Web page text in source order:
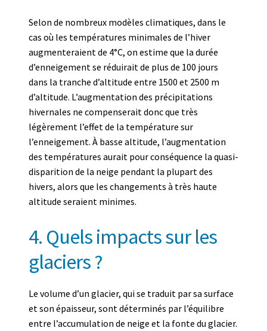
Selon de nombreux modèles climatiques, dans le
cas où les températures minimales de l’hiver
augmenteraient de 4°C, on estime que la durée
d’enneigement se réduirait de plus de 100 jours
dans la tranche d’altitude entre 1500 et 2500 m
d’altitude. L’augmentation des précipitations
hivernales ne compenserait donc que très
légèrement l’effet de la température sur
l’enneigement. À basse altitude, l’augmentation
des températures aurait pour conséquence la quasi-
disparition de la neige pendant la plupart des
hivers, alors que les changements à très haute
altitude seraient minimes.
4. Quels impacts sur les
glaciers ?
Le volume d’un glacier, qui se traduit par sa surface
et son épaisseur, sont déterminés par l’équilibre
entre l’accumulation de neige et la fonte du glacier.